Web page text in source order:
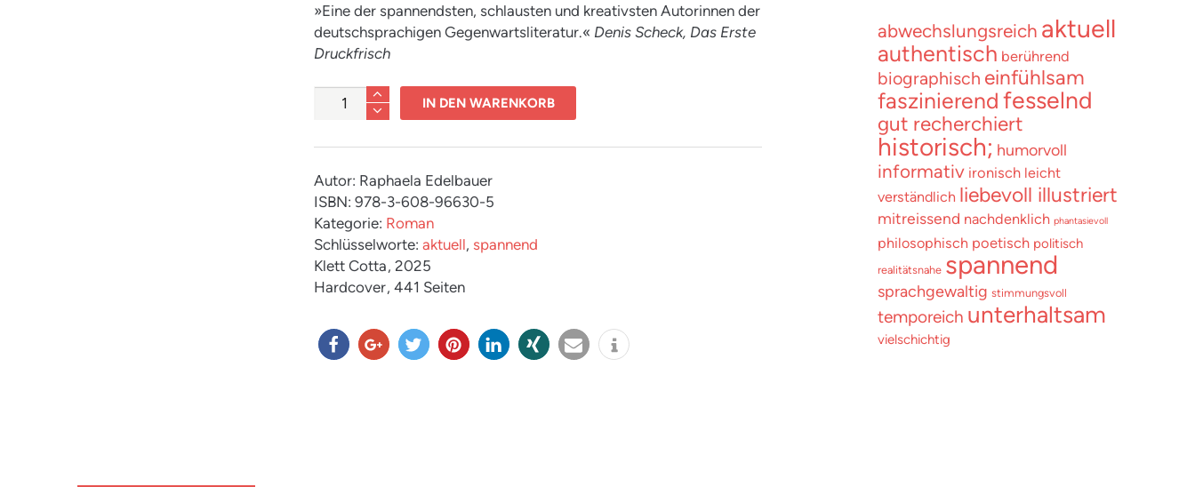
»Eine der spannendsten, schlausten und kreativsten Autorinnen der
deutschsprachigen Gegenwartsliteratur.« Denis Scheck, Das Erste
Druckfrisch
Anzahl IN DEN WARENKORB
Autor: Raphaela Edelbauer
ISBN: 978-3-608-96630-5
Kategorie: Roman
Schlüsselworte: aktuell, spannend
Klett Cotta, 2025
Hardcover, 441 Seiten
abwechslungsreich aktuell
authentisch berührend
biographisch einfühlsam
faszinierend fesselnd
gut recherchiert
historisch; humorvoll
informativ ironisch leicht
verständlich liebevoll illustriert
mitreissend nachdenklich phantasievoll
philosophisch poetisch politisch
realitätsnahe spannend
sprachgewaltig stimmungsvoll
temporeich unterhaltsam
vielschichtig